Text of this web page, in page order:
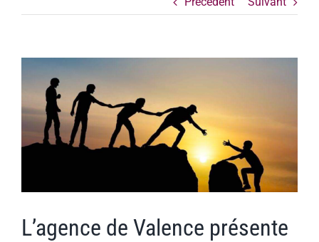
Voir
l'image
agrandie
L’agence de Valence présente